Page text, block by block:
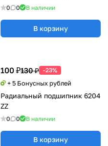
0 0 В наличии
В корзину
100 ₽130 ₽ -23%
+ 5 Бонусных рублей
Радиальный подшипник 6204
ZZ
0 0 В наличии
В корзину